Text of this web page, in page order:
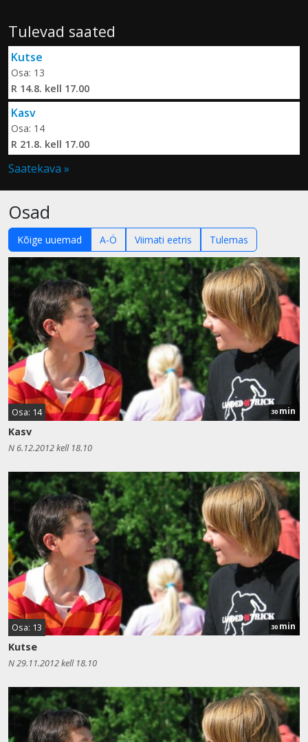
Tulevad saated
Kutse
Osa: 13
R 14.8. kell 17.00
Kasv
Osa: 14
R 21.8. kell 17.00
Saatekava »
Osad
Kõige uuemad A-Ö Viimati eetris Tulemas
Osa: 14 30 min
Kasv
N 6.12.2012 kell 18.10
Osa: 13 30 min
Kutse
N 29.11.2012 kell 18.10